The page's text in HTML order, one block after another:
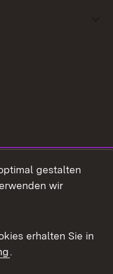
gestalten
wir
erhalten Sie in
.